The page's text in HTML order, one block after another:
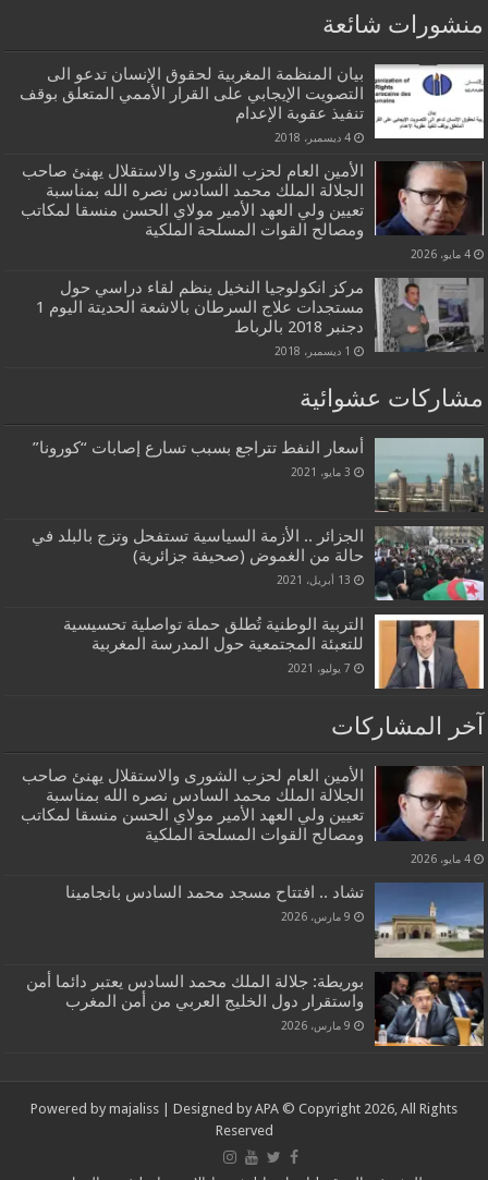
منشورات شائعة
بيان المنظمة المغربية لحقوق الإنسان تدعو الى
التصويت الإيجابي على القرار الأممي المتعلق بوقف
تنفيذ عقوبة الإعدام
4 ديسمبر، 2018
الأمين العام لحزب الشورى والاستقلال يهنئ صاحب
الجلالة الملك محمد السادس نصره الله بمناسبة
تعيين ولي العهد الأمير مولاي الحسن منسقا لمكاتب
ومصالح القوات المسلحة الملكية
4 مايو، 2026
مركز انكولوجيا النخيل ينظم لقاء دراسي حول
مستجدات علاج السرطان بالاشعة الحديتة اليوم 1
دجنبر 2018 بالرباط
1 ديسمبر، 2018
مشاركات عشوائية
أسعار النفط تتراجع بسبب تسارع إصابات “كورونا”
3 مايو، 2021
الجزائر .. الأزمة السياسية تستفحل وتزج بالبلد في
حالة من الغموض (صحيفة جزائرية)
13 أبريل، 2021
التربية الوطنية تُطلق حملة تواصلية تحسيسية
للتعبئة المجتمعية حول المدرسة المغربية
7 يوليو، 2021
آخر المشاركات
الأمين العام لحزب الشورى والاستقلال يهنئ صاحب
الجلالة الملك محمد السادس نصره الله بمناسبة
تعيين ولي العهد الأمير مولاي الحسن منسقا لمكاتب
ومصالح القوات المسلحة الملكية
4 مايو، 2026
تشاد .. افتتاح مسجد محمد السادس بانجامينا
9 مارس، 2026
بوريطة: جلالة الملك محمد السادس يعتبر دائما أمن
واستقرار دول الخليج العربي من أمن المغرب
9 مارس، 2026
Powered by majaliss | Designed by APA © Copyright 2026, All Rights
Reserved